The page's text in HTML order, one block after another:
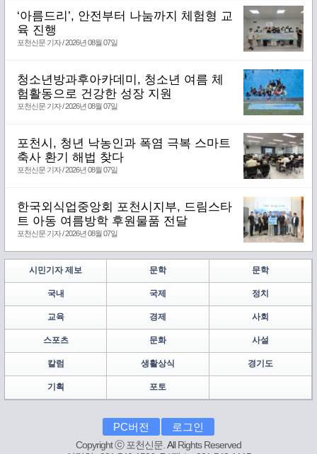
‘아름드리’, 안전부터 나눔까지 체험형 교
육 진행
포천신문 기자 / 2026년 08월 07일
청소년방과후아카데미, 청소년 여름 체
험활동으로 건강한 성장 지원
포천신문 기자 / 2026년 08월 07일
포천시, 청년 낙농인과 폭염 극복 스마트
축사 환기 해법 찾다
포천신문 기자 / 2026년 08월 07일
한국외식업중앙회 포천시지부, 드림스타
트 아동 여름방학 후원물품 전달
포천신문 기자 / 2026년 08월 07일
시민기자 제보 문학 문학
국내 국제 정치
교육 경제 사회
스포츠 문화 사설
칼럼 생활상식 경기도
기획 포토
PC버전 로그인
Copyright ⓒ 포천신문. All Rights Reserved